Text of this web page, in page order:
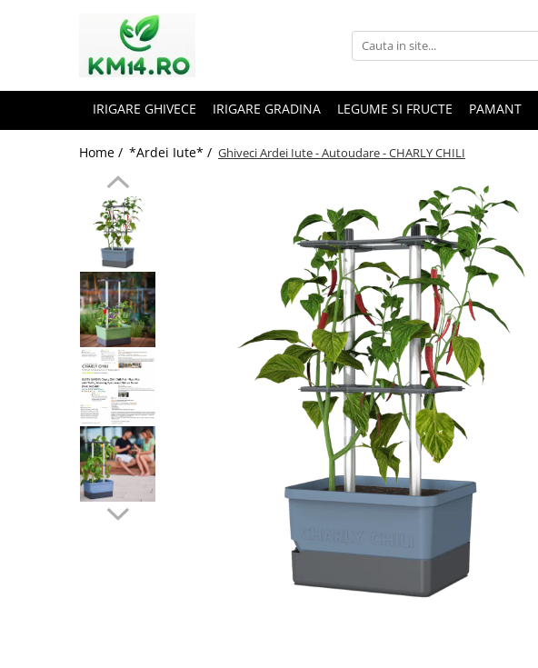
IRIGARE GHIVECE IRIGARE GRADINA LEGUME SI FRUCTE PAMANT
Home / *Ardei Iute* / Ghiveci Ardei Iute - Autoudare - CHARLY CHILI